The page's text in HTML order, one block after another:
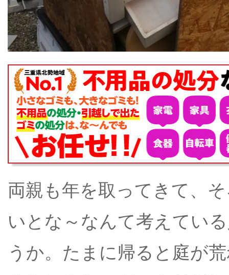
両親も年を取ってきて、
いとな～なんて考えてい
うか。たまに帰ると庭が